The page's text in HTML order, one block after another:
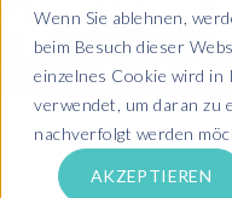
Wenn Sie ablehnen,
beim Besuch dieser
einzelnes Cookie wird
verwendet, um daran zu
nachverfolgt werden
AKZEPTIEREN
DSAG-